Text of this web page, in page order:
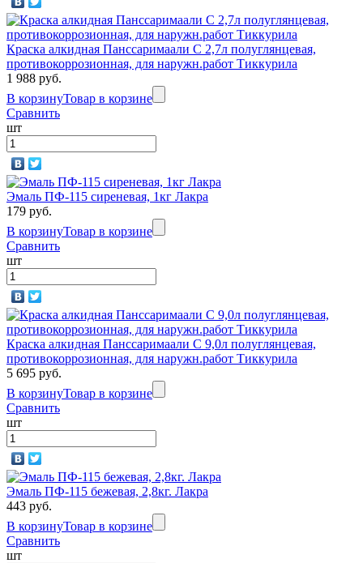
Краска алкидная Панссаримаали С 2,7л полуглянцевая,
противокоррозионная, для наружн.работ Тиккурила
1 988 руб.
В корзинуТовар в корзине
Сравнить
шт
Эмаль ПФ-115 сиреневая, 1кг Лакра
179 руб.
В корзинуТовар в корзине
Сравнить
шт
Краска алкидная Панссаримаали С 9,0л полуглянцевая,
противокоррозионная, для наружн.работ Тиккурила
5 695 руб.
В корзинуТовар в корзине
Сравнить
шт
Эмаль ПФ-115 бежевая, 2,8кг. Лакра
443 руб.
В корзинуТовар в корзине
Сравнить
шт